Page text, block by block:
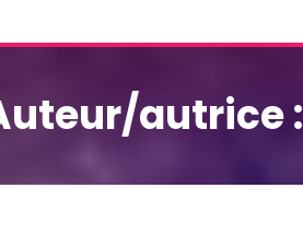
autrice :